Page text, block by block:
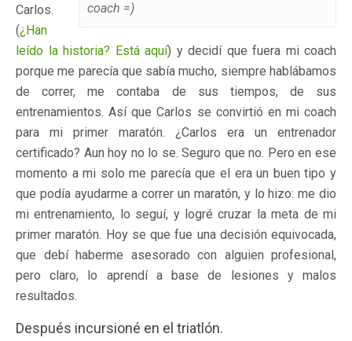
coach =)
Carlos.
(¿Han
leído la historia? Está aquí) y decidí que fuera mi coach
porque me parecía que sabía mucho, siempre hablábamos
de correr, me contaba de sus tiempos, de sus
entrenamientos. Así que Carlos se convirtió en mi coach
para mi primer maratón. ¿Carlos era un entrenador
certificado? Aun hoy no lo se. Seguro que no. Pero en ese
momento a mi solo me parecía que el era un buen tipo y
que podía ayudarme a correr un maratón, y lo hizo: me dio
mi entrenamiento, lo seguí, y logré cruzar la meta de mi
primer maratón. Hoy se que fue una decisión equivocada,
que debí haberme asesorado con alguien profesional,
pero claro, lo aprendí a base de lesiones y malos
resultados.
Después incursioné en el triatlón.